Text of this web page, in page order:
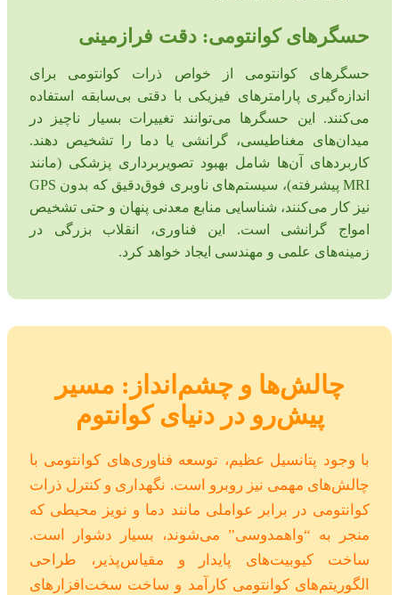
حسگرهای کوانتومی: دقت فرازمینی
حسگرهای کوانتومی از خواص ذرات کوانتومی برای
اندازه‌گیری پارامترهای فیزیکی با دقتی بی‌سابقه استفاده
می‌کنند. این حسگرها می‌توانند تغییرات بسیار ناچیز در
میدان‌های مغناطیسی، گرانشی یا دما را تشخیص دهند.
کاربردهای آن‌ها شامل بهبود تصویربرداری پزشکی (مانند
MRI پیشرفته)، سیستم‌های ناوبری فوق‌دقیق که بدون GPS
نیز کار می‌کنند، شناسایی منابع معدنی پنهان و حتی تشخیص
امواج گرانشی است. این فناوری، انقلاب بزرگی در
زمینه‌های علمی و مهندسی ایجاد خواهد کرد.
چالش‌ها و چشم‌انداز: مسیر
پیش‌رو در دنیای کوانتوم
با وجود پتانسیل عظیم، توسعه فناوری‌های کوانتومی با
چالش‌های مهمی نیز روبرو است. نگهداری و کنترل ذرات
کوانتومی در برابر عواملی مانند دما و نویز محیطی که
منجر به “واهمدوسی” می‌شوند، بسیار دشوار است.
ساخت کیوبیت‌های پایدار و مقیاس‌پذیر، طراحی
الگوریتم‌های کوانتومی کارآمد و ساخت سخت‌افزارهای